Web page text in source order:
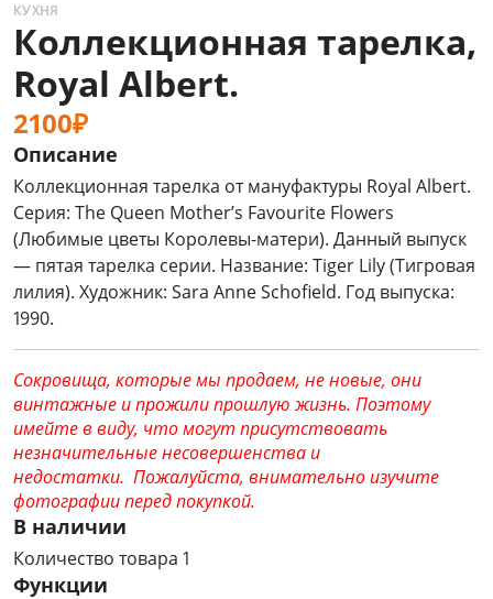
КУХНЯ
Коллекционная тарелка,
Royal Albert.
2100₽
Описание
Коллекционная тарелка от мануфактуры Royal Albert.
Серия: The Queen Mother’s Favourite Flowers
(Любимые цветы Королевы-матери). Данный выпуск
— пятая тарелка серии. Название: Tiger Lily (Тигровая
лилия). Художник: Sara Anne Schofield. Год выпуска:
1990.
Сокровища, которые мы продаем, не новые, они
винтажные и прожили прошлую жизнь. Поэтому
имейте в виду, что могут присутствовать
незначительные несовершенства и
недостатки. Пожалуйста, внимательно изучите
фотографии перед покупкой.
В наличии
Количество товара 1
Функции